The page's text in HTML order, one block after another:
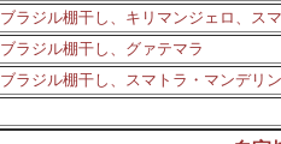
ブラジル棚干し、キリマンジェロ、ス
ブラジル棚干し、グァテマラ
ブラジル棚干し、スマトラ・マンデリ